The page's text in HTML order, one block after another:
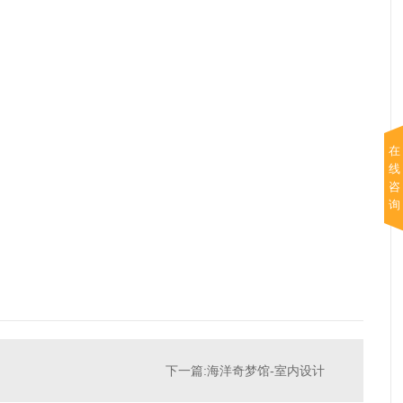
下一篇:海洋奇梦馆-室内设计
在
线
咨
询